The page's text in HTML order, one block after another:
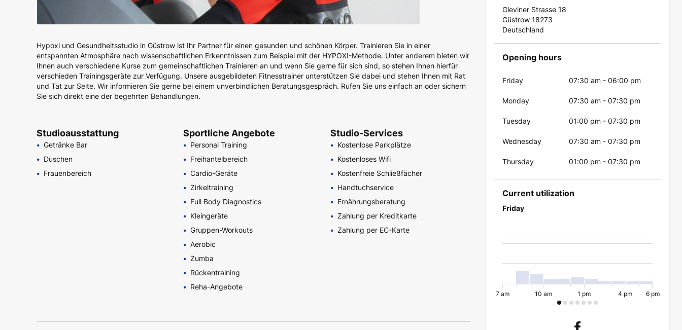
Hypoxi und Gesundheitsstudio in Güstrow ist Ihr Partner für einen gesunden und schönen Körper. Trainieren Sie in einer
entspannten Atmosphäre nach wissenschaftlichen Erkenntnissen zum Beispiel mit der HYPOXI-Methode. Unter anderem bieten wir
Ihnen auch verschiedene Kurse zum gemeinschaftlichen Trainieren an und wenn Sie gerne für sich sind, so stehen Ihnen hierfür
verschieden Trainingsgeräte zur Verfügung. Unsere ausgebildeten Fitnesstrainer unterstützen Sie dabei und stehen Ihnen mit Rat
und Tat zur Seite. Wir informieren Sie gerne bei einem unverbindlichen Beratungsgespräch. Rufen Sie uns einfach an oder sichern
Sie sich direkt eine der begehrten Behandlungen.
Studioausstattung
Getränke Bar
Duschen
Frauenbereich
Sportliche Angebote
Personal Training
Freihantelbereich
Cardio-Geräte
Zirkeltraining
Full Body Diagnostics
Kleingeräte
Gruppen-Workouts
Aerobic
Zumba
Rückentraining
Reha-Angebote
Studio-Services
Kostenlose Parkplätze
Kostenloses Wifi
Kostenfreie Schließfächer
Handtuchservice
Ernährungsberatung
Zahlung per Kreditkarte
Zahlung per EC-Karte
Gleviner Strasse 18
Güstrow 18273
Deutschland
Opening hours
Friday 07:30 am -06:00 pm
Monday 07:30 am -07:30 pm
Tuesday 01:00 pm -07:30 pm
Wednesday 07:30 am -07:30 pm
Thursday 01:00 pm -07:30 pm
Current utilization
Friday
7 am 10 am 1 pm 4 pm 6 pm